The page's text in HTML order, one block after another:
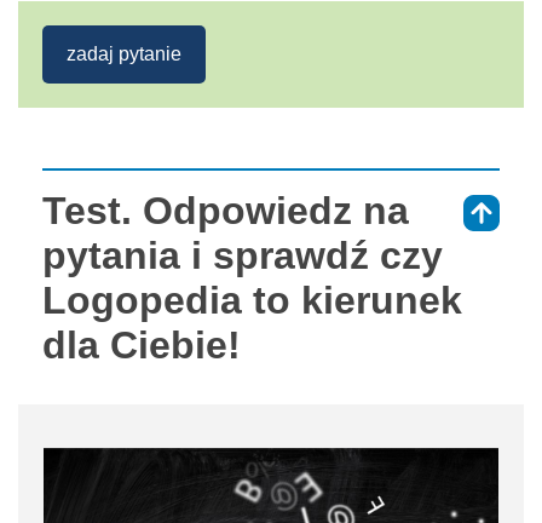
zadaj pytanie
Test. Odpowiedz na
pytania i sprawdź czy
Logopedia to kierunek
dla Ciebie!